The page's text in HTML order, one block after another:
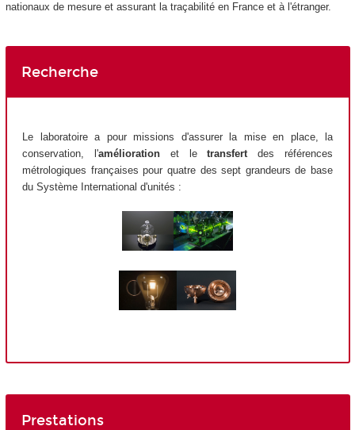
nationaux de mesure et assurant la traçabilité en France et à l'étranger.
Recherche
Le laboratoire a pour missions d'assurer la mise en place, la
conservation, l'améliorationet letransfertdes références
métrologiques françaises pour quatre des sept grandeurs de base
du Système International d'unités :
Prestations